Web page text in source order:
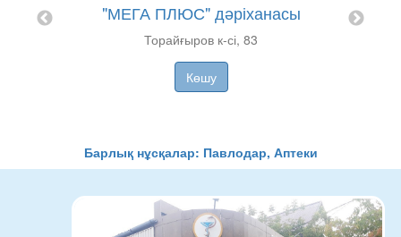
"МЕГА ПЛЮС" дәріханасы
Торайғыров к-сі, 83
Көшу
Барлық нұсқалар: Павлодар, Аптеки